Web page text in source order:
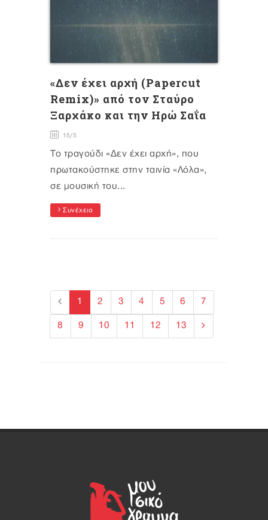
«Δεν έχει αρχή (Papercut
Remix)» από τον Σταύρο
Ξαρχάκο και την Ηρώ Σαΐα
15/5
Το τραγούδι «Δεν έχει αρχή», που
πρωτακούστηκε στην ταινία «Λόλα»,
σε μουσική του...
Συνέχεια
1 2 3 4 5 6 7
8 9 10 11 12 13